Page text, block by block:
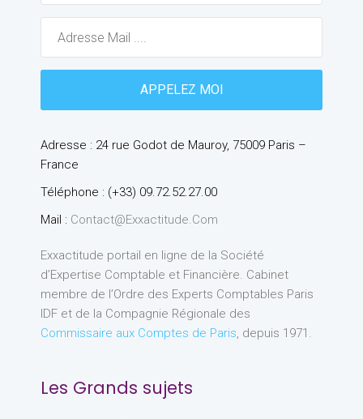
Adresse : 24 rue Godot de Mauroy, 75009 Paris –
France
Téléphone : (+33) 09.72.52.27.00
Mail : Contact@exxactitude.com
Exxactitude portail en ligne de la Société
d’Expertise Comptable et Financière. Cabinet
membre de l’Ordre des Experts Comptables Paris
IDF et de la Compagnie Régionale des
Commissaire aux Comptes de Paris, depuis 1971.
Les Grands sujets